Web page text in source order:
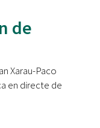
de
Xarau-Paco
en directe de